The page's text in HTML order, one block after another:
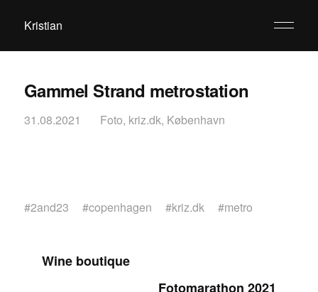
Kristian
Gammel Strand metrostation
31.08.2021 Foto, kriz.dk, København
#2and23 #copenhagen #kriz.dk #metro
Wine boutique
Fotomarathon 2021